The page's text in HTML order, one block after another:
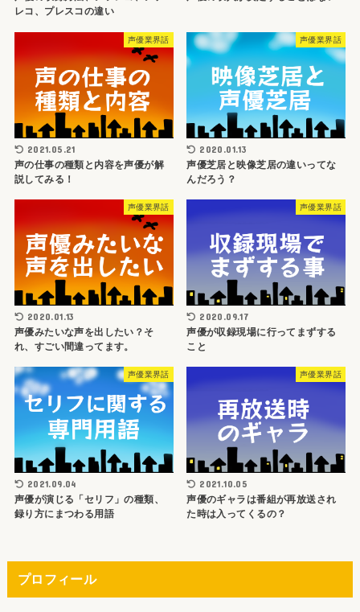
レコ、プレスコの違い
声優業界話
2021.05.21
声の仕事の種類と内容を声優が解
説してみる！
声優業界話
2020.01.13
声優芝居と映像芝居の違いってな
んだろう？
声優業界話
2020.01.13
声優みたいな声を出したい？そ
れ、すごい間違ってます。
声優業界話
2020.09.17
声優が収録現場に行ってまずする
こと
声優業界話
2021.09.04
声優が演じる「セリフ」の種類、
録り方にまつわる用語
声優業界話
2021.10.05
声優のギャラは番組が再放送され
た時は入ってくるの？
プロフィール